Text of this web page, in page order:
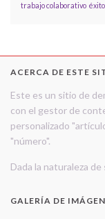
trabajo colaborativo
ACERCA DE ESTE
Este es un sitio de
con el gestor de
personalizado
"número".
Dada la naturaleza
GALERÍA DE